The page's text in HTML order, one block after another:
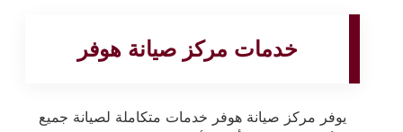
خدمات مركز صيانة هوفر
يوفر مركز صيانة هوفر خدمات متكاملة لصيانة جميع